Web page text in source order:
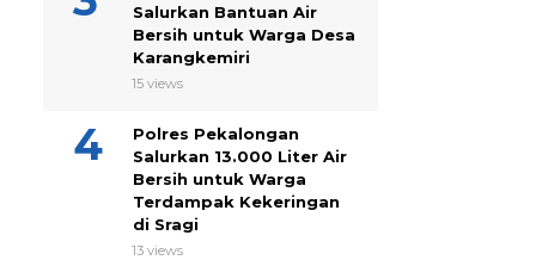
Salurkan Bantuan Air
Bersih untuk Warga Desa
Karangkemiri
15 views
Polres Pekalongan
Salurkan 13.000 Liter Air
Bersih untuk Warga
Terdampak Kekeringan
di Sragi
13 views